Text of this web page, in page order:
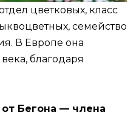
цветковых, класс
семейство
В Европе она
благодаря
Бегона — члена